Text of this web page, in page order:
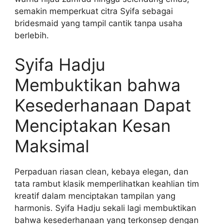
semakin memperkuat citra Syifa sebagai
bridesmaid yang tampil cantik tanpa usaha
berlebih.
Syifa Hadju
Membuktikan bahwa
Kesederhanaan Dapat
Menciptakan Kesan
Maksimal
Perpaduan riasan clean, kebaya elegan, dan
tata rambut klasik memperlihatkan keahlian tim
kreatif dalam menciptakan tampilan yang
harmonis. Syifa Hadju sekali lagi membuktikan
bahwa kesederhanaan yang terkonsep dengan